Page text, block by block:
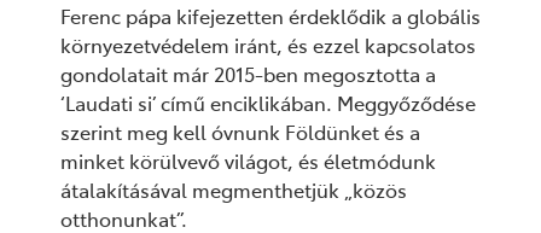
Ferenc pápa kifejezetten érdeklődik a globális
környezetvédelem iránt, és ezzel kapcsolatos
gondolatait már 2015-ben megosztotta a
‘Laudati si’ című enciklikában. Meggyőződése
szerint meg kell óvnunk Földünket és a
minket körülvevő világot, és életmódunk
átalakításával megmenthetjük „közös
otthonunkat”.